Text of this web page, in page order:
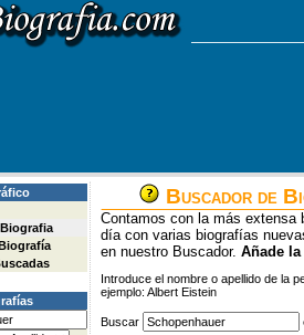
Buscador de
Contamos con la más extensa
día con varias biografías
en nuestro Buscador. Añade
Introduce el nombre o apellido de la
ejemplo: Albert Eistein
Buscar